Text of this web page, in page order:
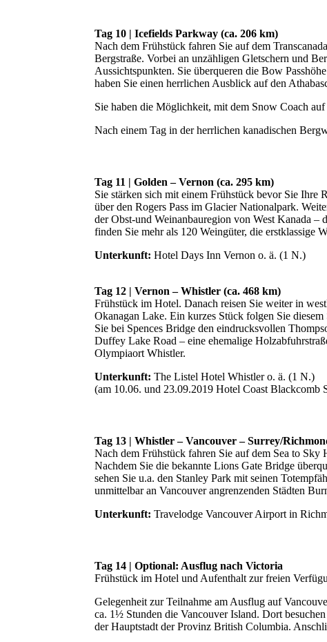
Tag 10 | Icefields Parkway (ca. 206 km)
Nach dem Frühstück fahren Sie auf dem
Bergstraße. Vorbei an unzähligen Gletschern und
Aussichtspunkten. Sie überqueren die Bow
haben Sie einen herrlichen Ausblick auf den
Sie haben die Möglichkeit, mit dem Snow Coach
Nach einem Tag in der herrlichen kanadischen
Tag 11 | Golden – Vernon (ca. 295 km)
Sie stärken sich mit einem Frühstück bevor Sie Ihre
über den Rogers Pass im Glacier Nationalpark.
der Obst-und Weinanbauregion von West Kanada
finden Sie mehr als 120 Weingüter, die erstklassige
Unterkunft: Hotel Days Inn Vernon o. ä. (1 N.)
Tag 12 | Vernon – Whistler (ca. 468 km)
Frühstück im Hotel. Danach reisen Sie weiter in
Okanagan Lake. Ein kurzes Stück folgen Sie
Sie bei Spences Bridge den eindrucksvollen
Duffey Lake Road – eine ehemalige
Olympiaort Whistler.
Unterkunft: The Listel Hotel Whistler o. ä. (1 N.)
(am 10.06. und 23.09.2019 Hotel Coast Blackcomb
Tag 13 | Whistler – Vancouver – Surrey/
Nach dem Frühstück fahren Sie auf dem Sea to
Nachdem Sie die bekannte Lions Gate Bridge
sehen Sie u.a. den Stanley Park mit seinen
unmittelbar an Vancouver angrenzenden Städten
Unterkunft: Travelodge Vancouver Airport in
Tag 14 | Optional: Ausflug nach Victoria
Frühstück im Hotel und Aufenthalt zur freien
Gelegenheit zur Teilnahme am Ausflug auf
ca. 1½ Stunden die Vancouver Island. Dort
der Hauptstadt der Provinz British Columbia.